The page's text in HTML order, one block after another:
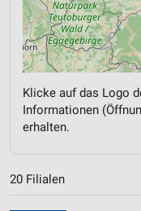
Klicke auf das Logo
Informationen
erhalten.
20 Filialen